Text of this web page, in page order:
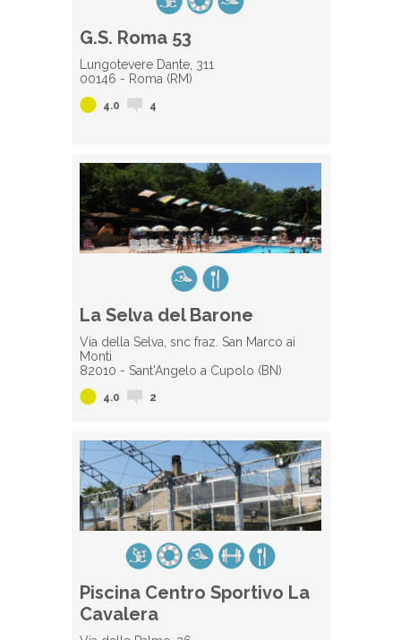
G.S. Roma 53
Lungotevere Dante, 311
00146 - Roma (RM)
4.0 4
La Selva del Barone
Via della Selva, snc fraz. San Marco ai
Monti
82010 - Sant'Angelo a Cupolo (BN)
4.0 2
Piscina Centro Sportivo La
Cavalera